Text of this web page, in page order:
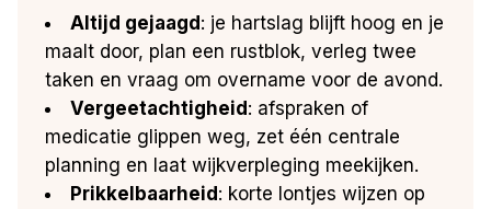
Altijd gejaagd: je hartslag blijft hoog en je
maalt door, plan een rustblok, verleg twee
taken en vraag om overname voor de avond.
Vergeetachtigheid: afspraken of
medicatie glippen weg, zet één centrale
planning en laat wijkverpleging meekijken.
Prikkelbaarheid: korte lontjes wijzen op